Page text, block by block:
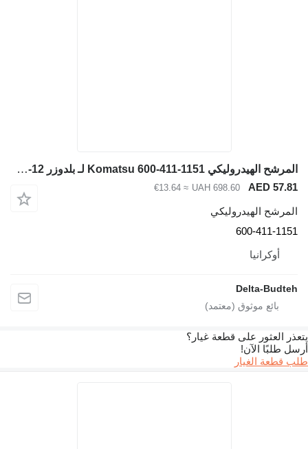
المرشح الهيدروليكي Komatsu 600-411-1151 لـ بلدوزر Komatsu D65EX-12, D65PX-12
AED
UAH 698.60
≈ €13.64
الهيدروليكي
600-411-
أوكرانيا
Delta-
العثور على قطعة غيار؟
طلبًا الآن!
قطعة الغيار